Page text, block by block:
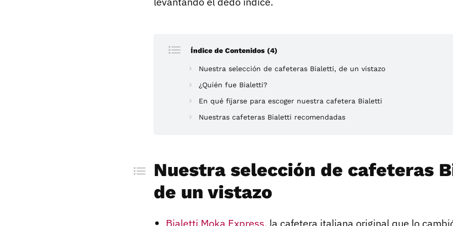
Índice de Contenidos (4)
Nuestra selección de cafeteras Bialetti, de un vistazo
¿Quién fue Bialetti?
En qué fijarse para escoger nuestra cafetera Bialetti
Nuestras cafeteras Bialetti recomendadas
Nuestra selección de cafeteras
de un vistazo
Bialetti Moka Express, la cafetera italiana original que lo